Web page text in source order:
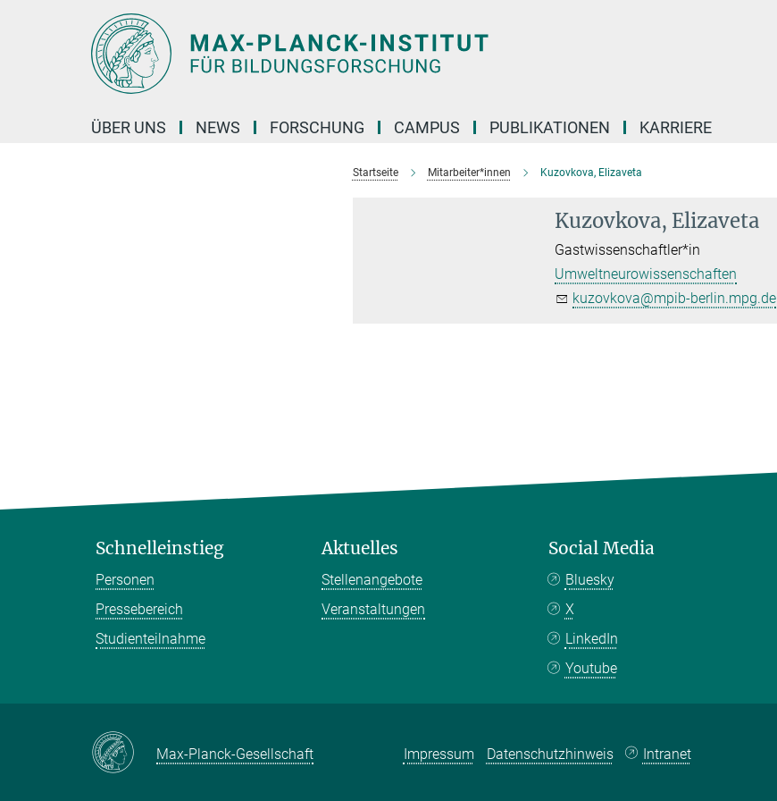
ÜBER UNS NEWS FORSCHUNG CAMPUS PUBLIKATIONEN KARRIERE
Startseite Mitarbeiter*innen Kuzovkova, Elizaveta
Kuzovkova, Elizaveta
Gastwissenschaftler*in
Umweltneurowissenschaften
kuzovkova@mpib-berlin.mpg.de
Schnelleinstieg
Personen
Pressebereich
Studienteilnahme
Aktuelles
Stellenangebote
Veranstaltungen
Social Media
Bluesky
X
LinkedIn
Youtube
Max-Planck-Gesellschaft Impressum Datenschutzhinweis Intranet